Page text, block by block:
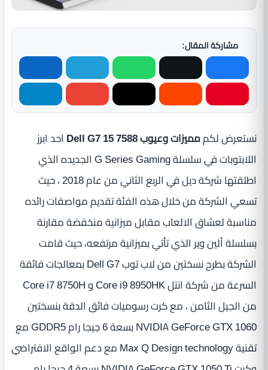
مشاركة المقال:
نستعرض لكممميزات وعيوب Dell G7 15 7588
احد ابرز
اللابتوبات في سلسلة G Series Gaming الجديده الذي
اطلقتها شركة ديل في الربع الثاني من عام 2018 ، حيث
تسعي الشركة من خلال هذه الفئة تقديم مواصفات رائده
مناسبة لعشاق الالعاب مقابل ميزانية منخفضة مقارنة
بسلسلة ألين وير الذي تأتي بميزانية مرتفعه، حيث قامت
الشركة بطرح نسختين من لاب توب Dell G7 بمعالجات فائقة
السرعة من شركة انتل Core i9 8950HK و Core i7 8750H
من الجيل الثامن ، مع كرت رسوميات فائق الدقة بنسختين
NVIDIA GeForce GTX 1060 بسعة 6 جيجا رام GDDR5 مع
تقنية Max Q Design technology مع دعم الواقع الافتراضي